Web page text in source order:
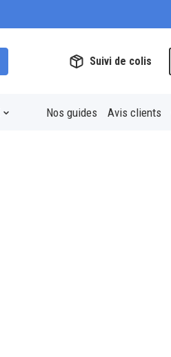
Suivi de colis
Nos guides Avis clients